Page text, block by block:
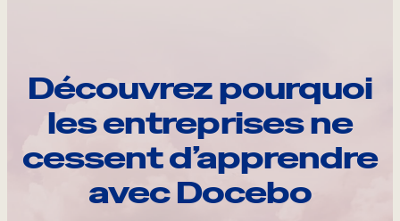
Découvrez pourquoi
les entreprises ne
cessent d’apprendre
avec Docebo